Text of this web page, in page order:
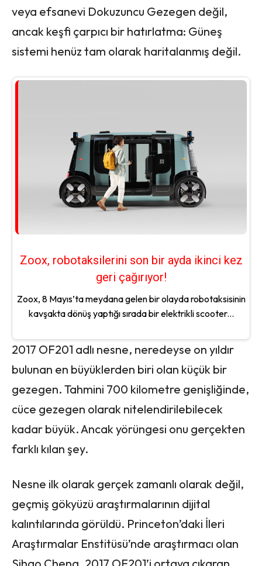
veya efsanevi Dokuzuncu Gezegen değil,
ancak keşfi çarpıcı bir hatırlatma: Güneş
sistemi henüz tam olarak haritalanmış değil.
Zoox, robotaksilerini son bir ayda ikinci kez
geri çağırıyor!
Zoox, 8 Mayıs’ta meydana gelen bir olayda robotaksisinin
kavşakta dönüş yaptığı sırada bir elektrikli scooter...
2017 OF201 adlı nesne, neredeyse on yıldır
bulunan en büyüklerden biri olan küçük bir
gezegen. Tahmini 700 kilometre genişliğinde,
cüce gezegen olarak nitelendirilebilecek
kadar büyük. Ancak yörüngesi onu gerçekten
farklı kılan şey.
Nesne ilk olarak gerçek zamanlı olarak değil,
geçmiş gökyüzü araştırmalarının dijital
kalıntılarında görüldü. Princeton’daki İleri
Araştırmalar Enstitüsü’nde araştırmacı olan